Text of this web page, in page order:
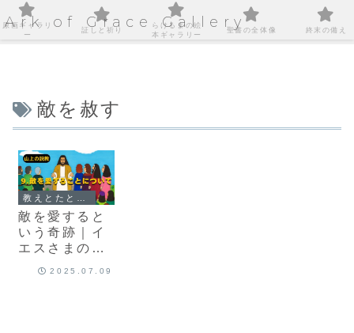
Ark of Grace Gallery
敵を赦す
敵を愛すると
いう奇跡｜イ
エスさまのこ
2025.07.09
原画ギャラリ
ー
証しと祈り
らけるまの絵
本ギャラリー
聖書の全体像 終末の備え